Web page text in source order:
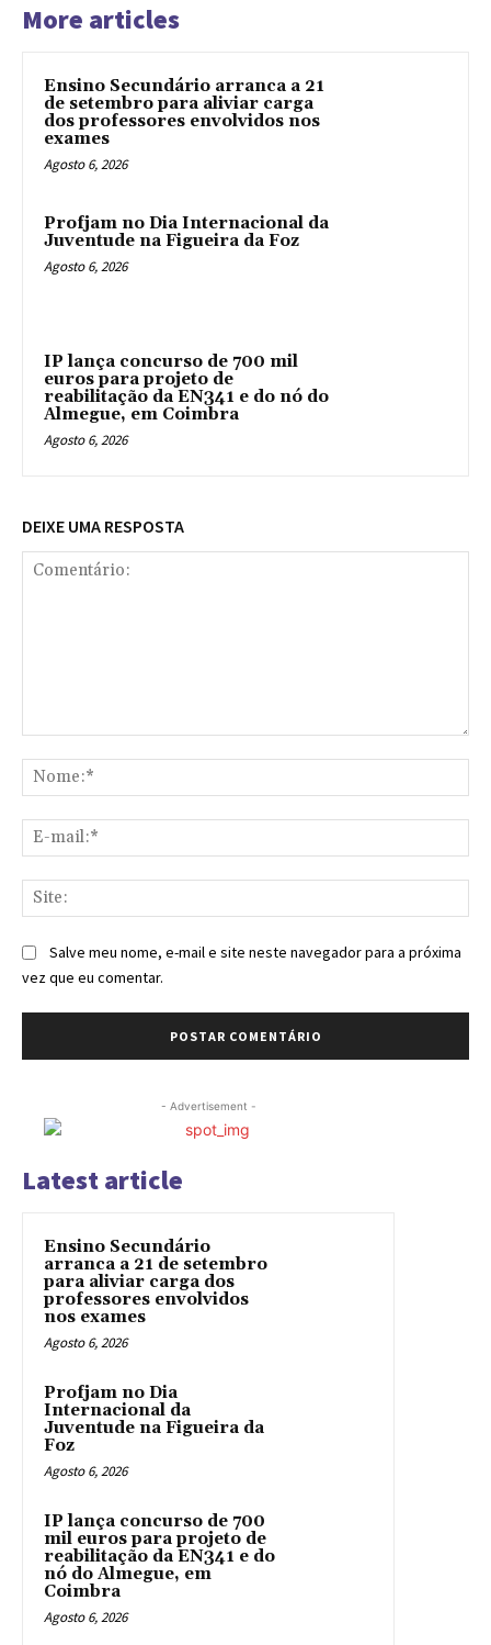
More articles
Ensino Secundário arranca a 21
de setembro para aliviar carga
dos professores envolvidos nos
exames
Agosto 6, 2026
Profjam no Dia Internacional da
Juventude na Figueira da Foz
Agosto 6, 2026
IP lança concurso de 700 mil
euros para projeto de
reabilitação da EN341 e do nó do
Almegue, em Coimbra
Agosto 6, 2026
DEIXE UMA RESPOSTA
Salve meu nome, e-mail e site neste navegador para a próxima
vez que eu comentar.
- Advertisement -
Latest article
Ensino Secundário
arranca a 21 de setembro
para aliviar carga dos
professores envolvidos
nos exames
Agosto 6, 2026
Profjam no Dia
Internacional da
Juventude na Figueira da
Foz
Agosto 6, 2026
IP lança concurso de 700
mil euros para projeto de
reabilitação da EN341 e do
nó do Almegue, em
Coimbra
Agosto 6, 2026